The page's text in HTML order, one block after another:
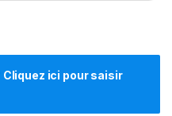
Cliquez ici pour saisir